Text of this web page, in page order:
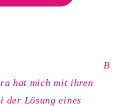
B
hat mich mit ihren
der Lösung eines